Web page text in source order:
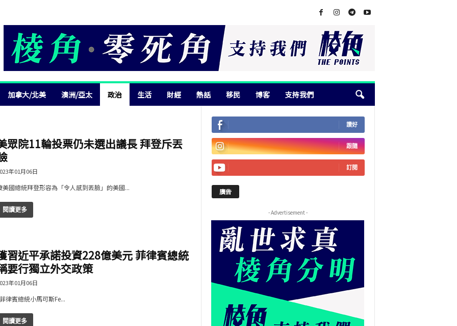
加拿大/北美 澳洲/亞太 政治 生活 財經 熱話 移民 博客 支持我們
眾院11輪投票仍未選出議長 拜登斥丟
年01月06日
美國總統拜登形容為「令人感到丟臉」的美國...
閱讀更多
習近平承諾投資228億美元 菲律賓總統
要行獨立外交政策
年01月06日
律賓總統小馬可斯Fe...
閱讀更多
讚好
跟隨
訂閱
廣告
- Advertisement -